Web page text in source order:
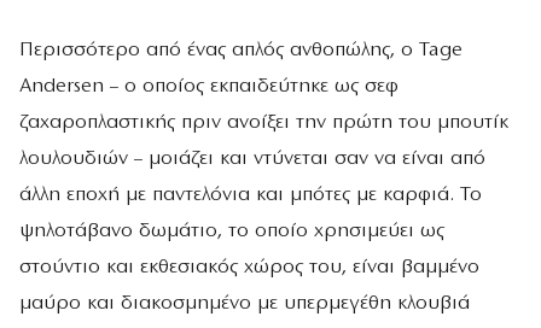
Περισσότερο από ένας απλός ανθοπώλης, ο Tage
Andersen – ο οποίος εκπαιδεύτηκε ως σεφ
ζαχαροπλαστικής πριν ανοίξει την πρώτη του μπουτίκ
λουλουδιών – μοιάζει και ντύνεται σαν να είναι από
άλλη εποχή με παντελόνια και μπότες με καρφιά. Το
ψηλοτάβανο δωμάτιο, το οποίο χρησιμεύει ως
στούντιο και εκθεσιακός χώρος του, είναι βαμμένο
μαύρο και διακοσμημένο με υπερμεγέθη κλουβιά